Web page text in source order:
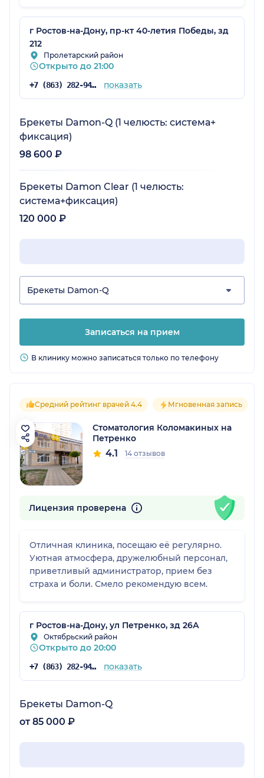
г Ростов-на-Дону, пр-кт 40-летия Победы, зд
212
Пролетарский район
Открыто до 21:00
+7 (863) 282-94-14 показать
Брекеты Damon-Q (1 челюсть: система+
фиксация)
98 600 ₽
Брекеты Damon Clear (1 челюсть:
система+фиксация)
120 000 ₽
Брекеты Damon-Q
Записаться на прием
В клинику можно записаться только по телефону
Средний рейтинг врачей 4.4 Мгновенная запись
Стоматология Коломакиных на
Петренко
4.1 14 отзывов
Лицензия проверена
Отличная клиника, посещаю её регулярно.
Уютная атмосфера, дружелюбный персонал,
приветливый администратор, прием без
страха и боли. Смело рекомендую всем.
г Ростов-на-Дону, ул Петренко, зд 26А
Октябрьский район
Открыто до 20:00
+7 (863) 282-94-28 показать
Брекеты Damon-Q
от 85 000 ₽